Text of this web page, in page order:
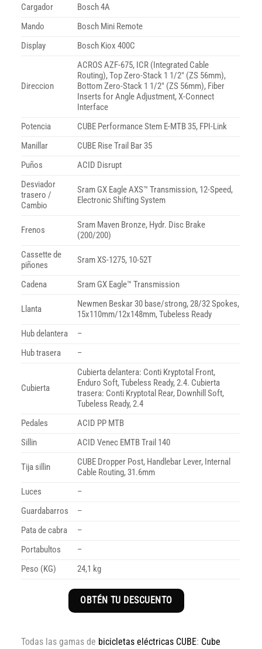
Cargador
Bosch 4A
Mando
Bosch Mini Remote
Display
Bosch Kiox 400C
Direccion
ACROS AZF-675, ICR (Integrated Cable
Routing), Top Zero-Stack 1 1/2″ (ZS 56mm),
Bottom Zero-Stack 1 1/2″ (ZS 56mm), Fiber
Inserts for Angle Adjustment, X-Connect
Interface
Potencia
CUBE Performance Stem E-MTB 35, FPI-Link
Manillar
CUBE Rise Trail Bar 35
Puños
ACID Disrupt
Desviador
trasero /
Cambio
Sram GX Eagle AXS™ Transmission, 12-Speed,
Electronic Shifting System
Frenos
Sram Maven Bronze, Hydr. Disc Brake
(200/200)
Cassette de
piñones
Sram XS-1275, 10-52T
Cadena Sram GX Eagle™ Transmission
Llanta
Newmen Beskar 30 base/strong, 28/32 Spokes,
15x110mm/12x148mm, Tubeless Ready
Hub delantera
–
Hub trasera
–
Cubierta
Cubierta delantera: Conti Kryptotal Front,
Enduro Soft, Tubeless Ready, 2.4. Cubierta
trasera: Conti Kryptotal Rear, Downhill Soft,
Tubeless Ready, 2.4
Pedales
ACID PP MTB
Sillin
ACID Venec EMTB Trail 140
Tija sillin
CUBE Dropper Post, Handlebar Lever, Internal
Cable Routing, 31.6mm
Luces
–
Guardabarros
–
Pata de cabra
–
Portabultos
–
Peso (KG)
24,1 kg
OBTÉN TU DESCUENTO
Todas las gamas de bicicletas eléctricas CUBE: Cube